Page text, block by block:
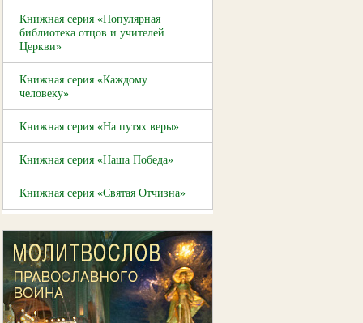
Книжная серия «Популярная
библиотека отцов и учителей
Церкви»
Книжная серия «Каждому
человеку»
Книжная серия «На путях веры»
Книжная серия «Наша Победа»
Книжная серия «Святая Отчизна»